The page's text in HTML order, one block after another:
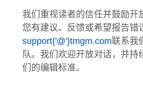
我们重视读者的信任并鼓励开
您有建议、反馈或希望报告错
support{'@'}tmgm.com联系我
队。我们欢迎开放对话，并持
们的编辑标准。